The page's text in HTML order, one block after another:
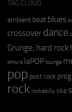
TAG CLOUD
ambient beat blues
crossover dance
Grunge; hard rock
kimura laPOP lounge
pop post rock prog
rock rockabilly ska